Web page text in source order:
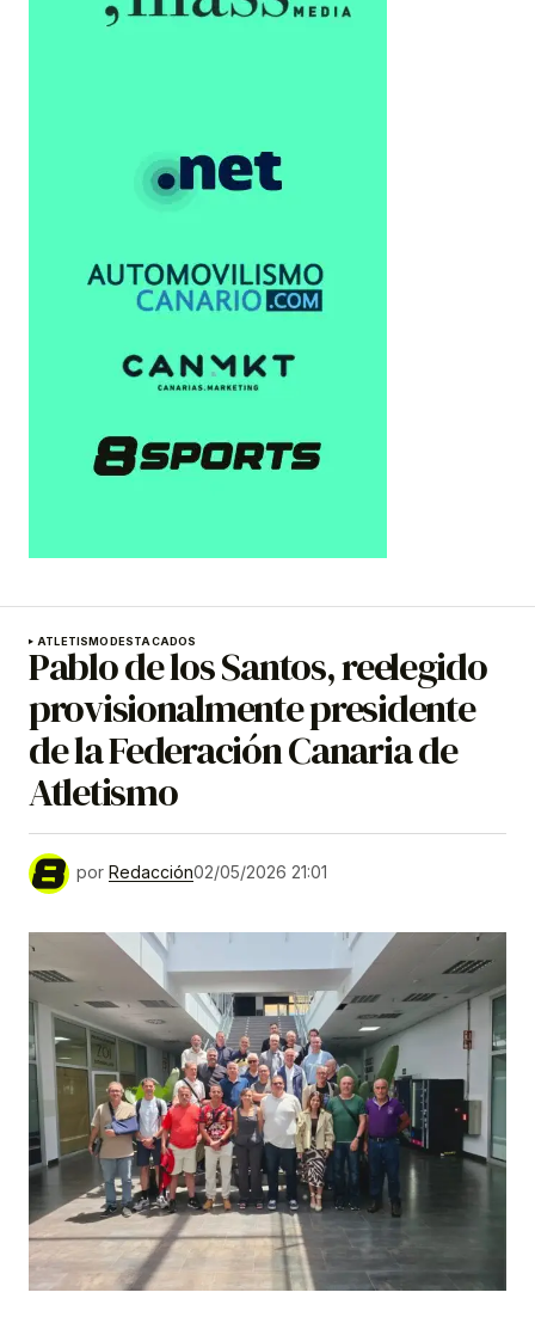
ATLETISMO DESTACADOS
Pablo de los Santos, reelegido
provisionalmente presidente
de la Federación Canaria de
Atletismo
por Redacción02/05/2026 21:01